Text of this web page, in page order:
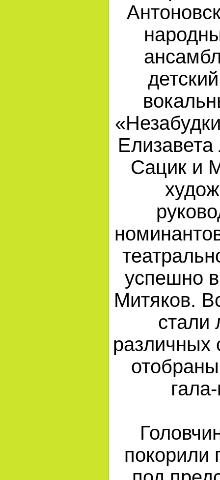
Сацик и
успешно
Митяков.
стали
различных
покорили